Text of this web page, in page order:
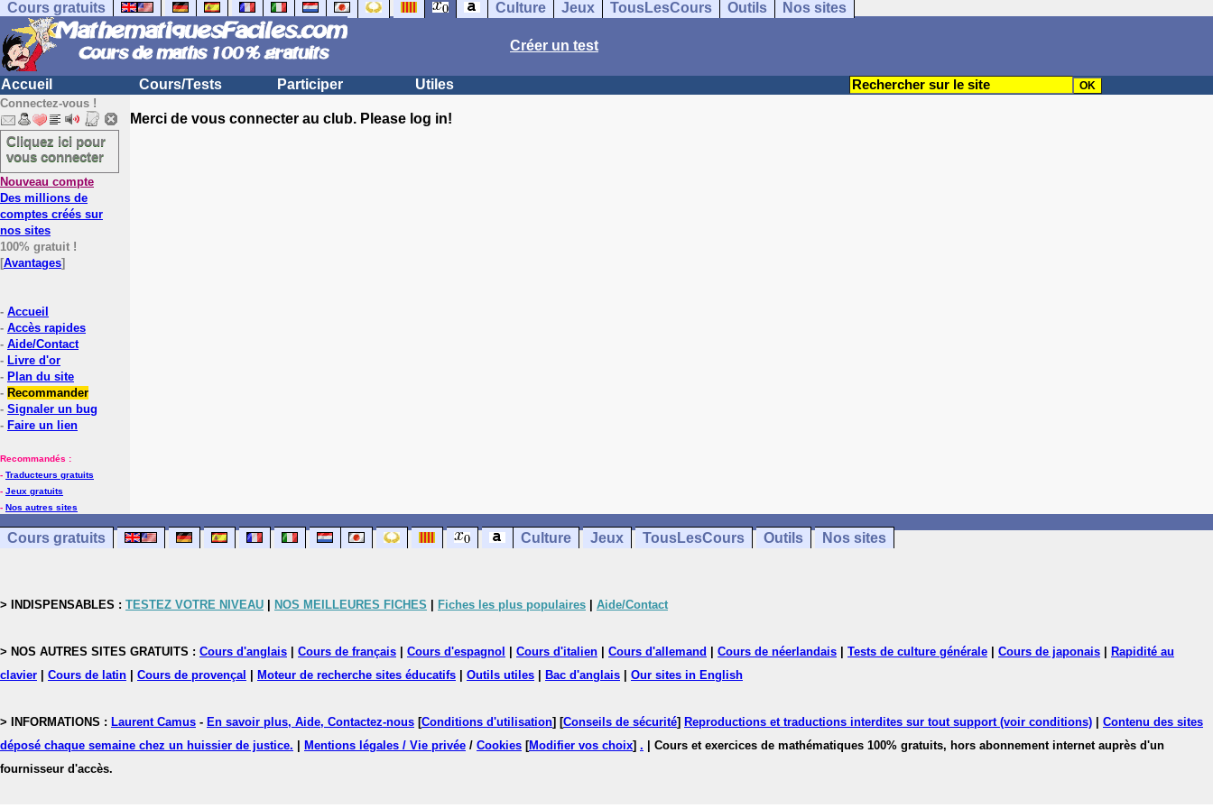
Cours gratuits Culture Jeux TousLesCours Outils Nos sites
Créer un test
Accueil Cours/Tests Participer Utiles
Connectez-vous !
Cliquez ici pour
vous connecter
Nouveau compte
Des millions de
comptes créés sur
nos sites
100% gratuit !
[Avantages]
- Accueil
- Accès rapides
- Aide/Contact
- Livre d'or
- Plan du site
- Recommander
- Signaler un bug
- Faire un lien
Recommandés :
- Traducteurs gratuits
- Jeux gratuits
- Nos autres sites
Merci de vous connecter au club. Please log in!
Cours gratuits Culture Jeux TousLesCours Outils Nos sites
> INDISPENSABLES : TESTEZ VOTRE NIVEAU NOS MEILLEURES FICHES Fiches les plus populaires Aide/Contact
> NOS AUTRES SITES GRATUITS : Cours d'anglais Cours de français Cours d'espagnol Cours d'italien Cours d'allemand Cours de néerlandais Tests de culture générale Cours de japonais
Rapidité au
clavier
Cours de latin Cours de provençal Moteur de recherche sites éducatifs Outils utiles Bac d'anglais Our sites in English
> INFORMATIONS : Laurent Camus - En savoir plus, Aide, Contactez-nous [Conditions d'utilisation] [Conseils de sécurité] Reproductions et traductions interdites sur tout support (voir conditions)
Contenu des sites
déposé chaque semaine chez un huissier de justice.
Mentions légales / Vie privée / Cookies [Modifier vos choix] .
| Cours et exercices de mathématiques 100% gratuits, hors abonnement internet auprès d'un
fournisseur d'accès.